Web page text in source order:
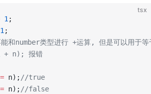
tsx
1 ;
1 ;
和number类型进行 +运算, 但是可以用于等
n); 报错
n); //true
n); //false